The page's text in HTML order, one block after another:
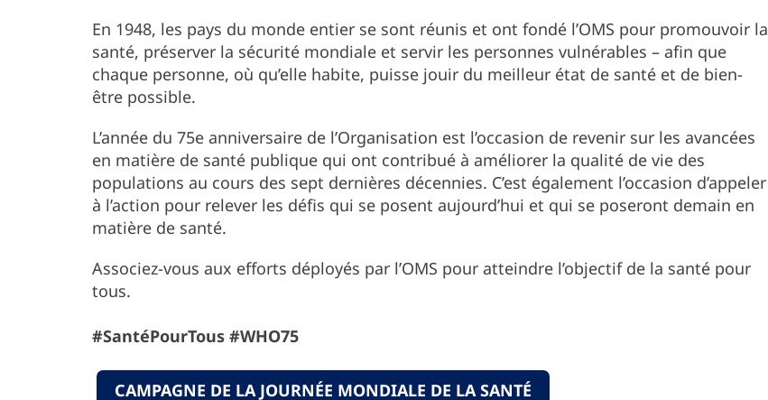
En 1948, les pays du monde entier se sont réunis et ont fondé l’OMS pour promouvoir la
santé, préserver la sécurité mondiale et servir les personnes vulnérables – afin que
chaque personne, où qu’elle habite, puisse jouir du meilleur état de santé et de bien-
être possible.
L’année du 75e anniversaire de l’Organisation est l’occasion de revenir sur les avancées
en matière de santé publique qui ont contribué à améliorer la qualité de vie des
populations au cours des sept dernières décennies. C’est également l’occasion d’appeler
à l’action pour relever les défis qui se posent aujourd’hui et qui se poseront demain en
matière de santé.
Associez-vous aux efforts déployés par l’OMS pour atteindre l’objectif de la santé pour
tous.
#SantéPourTous #WHO75
CAMPAGNE DE LA JOURNÉE MONDIALE DE LA SANTÉ